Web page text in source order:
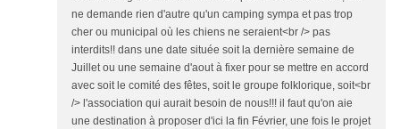
ne demande rien d'autre qu'un camping sympa et pas trop
cher ou municipal où les chiens ne seraient<br /> pas
interdits!! dans une date située soit la dernière semaine de
Juillet ou une semaine d'aout à fixer pour se mettre en accord
avec soit le comité des fêtes, soit le groupe folklorique, soit<br
/> l'association qui aurait besoin de nous!!! il faut qu'on aie
une destination à proposer d'ici la fin Février, une fois le projet